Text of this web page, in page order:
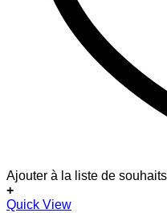
Ajouter à la liste de souhaits
+
Quick View